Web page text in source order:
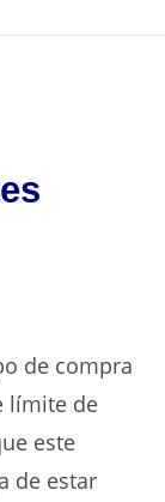
de compra
límite de
este
de estar